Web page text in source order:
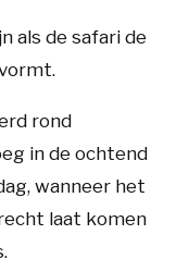
als de safari de
rond
in de ochtend
wanneer het
laat komen